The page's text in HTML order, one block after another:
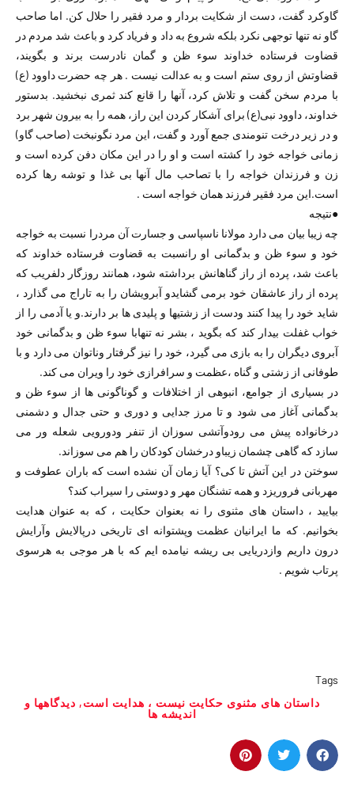
گاوکرد گفت، دست از شکایت بردار و مرد فقیر را حلال کن. اما صاحب
گاو نه تنها توجهی نکرد بلکه شروع به داد و فریاد کرد و باعث شد مردم در
قضاوت فرستاده خداوند سوء ظن و گمان نادرست برند و بگویند،
قضاوتش از روی ستم است و به عدالت نیست . هر چه حضرت داوود (ع)
با مردم سخن گفت و تلاش کرد، آنها را قانع کند ثمری نبخشید. بدستور
خداوند، داوود نبی(ع) برای آشکار کردن این راز، همه را به بیرون شهر برد
و در زیر درخت تنومندی جمع آورد و گفت، این مرد نگونبخت (صاحب گاو)
زمانی خواجه خود را کشته است و او را در این مکان دفن کرده است و
زن و فرزندان خواجه را با تصاحب مال آنها بی غذا و توشه رها کرده
است.این مرد فقیر فرزند همان خواجه است .
●نتیجه
چه زیبا بیان می دارد مولانا ناسپاسی و جسارت آن مردرا نسبت به خواجه
خود و سوء ظن و بدگمانی او رانسبت به قضاوت فرستاده خداوند که
باعث شد، پرده از راز گناهانش برداشته شود، همانند روزگار دلفریب که
پرده از راز عاشقان خود برمی گشایدو آبرویشان را به تاراج می گذارد ،
شاید خود را پیدا کنند ودست از زشتیها و پلیدی ها بر دارند.و یا آدمی را از
خواب غفلت بیدار کند که بگوید ، بشر نه تنهابا سوء ظن و بدگمانی خود
آبروی دیگران را به بازی می گیرد، خود را نیز گرفتار وناتوان می دارد و با
طوفانی از زشتی و گناه ،عظمت و سرافرازی خود را ویران می کند.
در بسیاری از جوامع، انبوهی از اختلافات و گوناگونی ها از سوء ظن و
بدگمانی آغاز می شود و تا مرز جدایی و دوری و حتی جدال و دشمنی
درخانواده پیش می رودوآتشی سوزان از تنفر ودورویی شعله ور می
سازد که گاهی چشمان زیباو درخشان کودکان را هم می سوزاند.
سوختن در این آتش تا کی؟ آیا زمان آن نشده است که باران عطوفت و
مهربانی فروریزد و همه تشنگان مهر و دوستی را سیراب کند؟
بیایید ، داستان های مثنوی را نه بعنوان حکایت ، که به عنوان هدایت
بخوانیم. که ما ایرانیان عظمت وپشتوانه ای تاریخی درپالایش وآرایش
درون داریم وازدریایی بی ریشه نیامده ایم که با هر موجی به هرسوی
پرتاب شویم .
Tags
داستان های مثنوی حکایت نیست ، هدایت است, ديدگاهها و
انديشه ها